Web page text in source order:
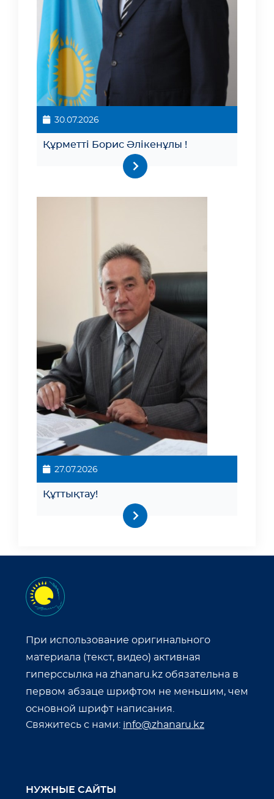
30.07.2026
Құрметті Борис Әлікенұлы !
27.07.2026
Құттықтау!
При использование оригинального
материала (текст, видео) активная
гиперссылка на zhanaru.kz обязательна в
первом абзаце шрифтом не меньшим, чем
основной шрифт написания.
Свяжитесь с нами: info@zhanaru.kz
НУЖНЫЕ САЙТЫ